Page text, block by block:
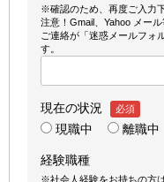
※確認のため、再度ご入力下
注意！Gmail、Yahoo メー
ご連絡が「迷惑メールフォ
す。
現在の状況 必須
現職中 離職中
経験職種
※社会人経験をお持ちの方